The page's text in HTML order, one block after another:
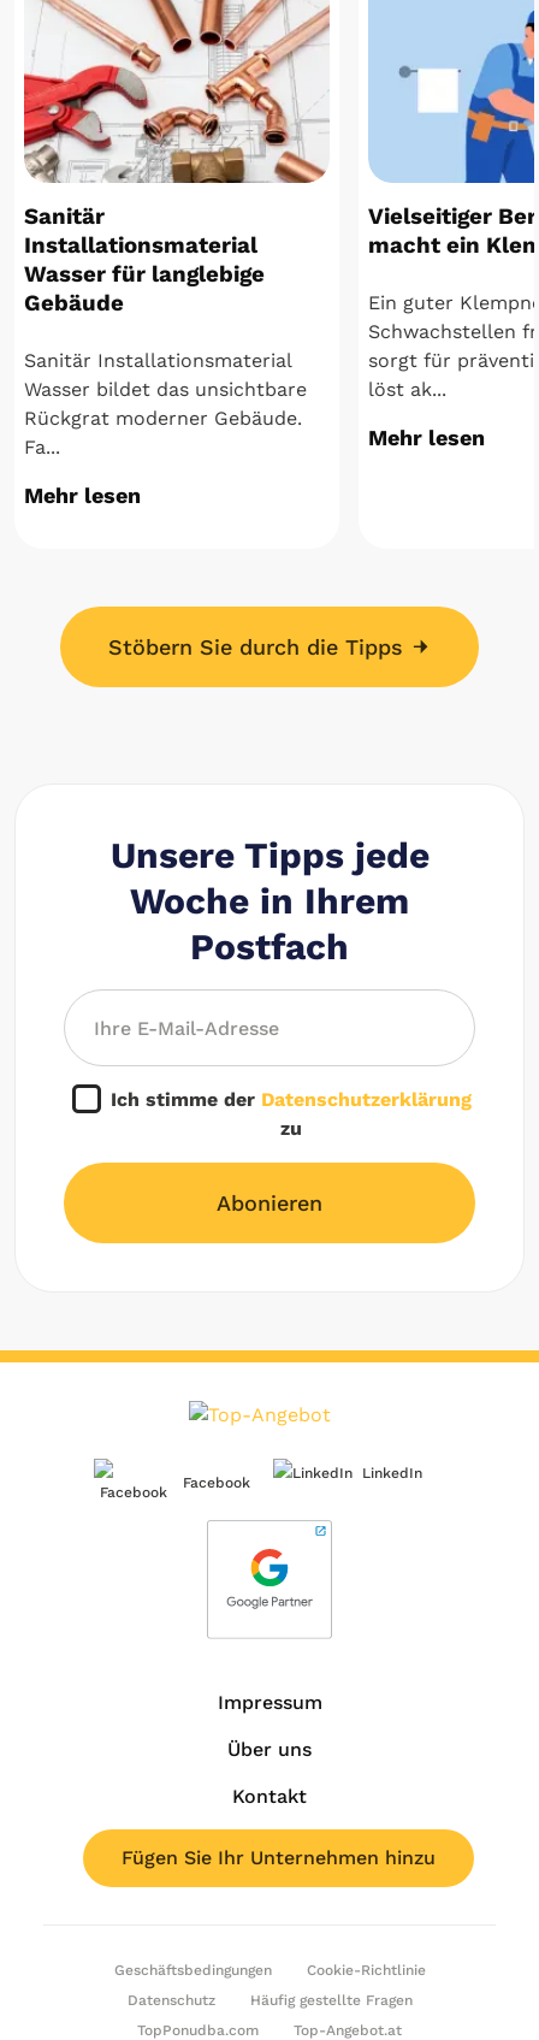
Sanitär
Installationsmaterial
Wasser für langlebige
Gebäude
Sanitär Installationsmaterial
Wasser bildet das unsichtbare
Rückgrat moderner Gebäude.
Fa...
Mehr lesen
Vielseitiger
macht ein
Ein guter
Schwachstellen
sorgt für
löst ak...
Mehr lesen
Stöbern Sie durch die Tipps
Unsere Tipps jede
Woche in Ihrem
Postfach
Ich stimme der Datenschutzerklärung
zu
Abonieren
Facebook
LinkedIn
Impressum
Über uns
Kontakt
Fügen Sie Ihr Unternehmen hinzu
Geschäftsbedingungen
Cookie-Richtlinie
Datenschutz
Häufig gestellte Fragen
TopPonudba.com
Top-Angebot.at